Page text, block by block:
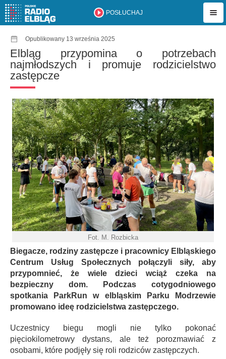
POSŁUCHAJ
Opublikowany 13 września 2025
Elbląg przypomina o potrzebach
najmłodszych i promuje rodzicielstwo
zastępcze
Fot. M. Rozbicka
Biegacze, rodziny zastępcze i pracownicy Elbląskiego
Centrum Usług Społecznych połączyli siły, aby
przypomnieć, że wiele dzieci wciąż czeka na
bezpieczny dom. Podczas cotygodniowego
spotkania ParkRun w elbląskim Parku Modrzewie
promowano ideę rodzicielstwa zastępczego.
Uczestnicy biegu mogli nie tylko pokonać
pięciokilometrowy dystans, ale też porozmawiać z
osobami, które podjęły się roli rodziców zastępczych.